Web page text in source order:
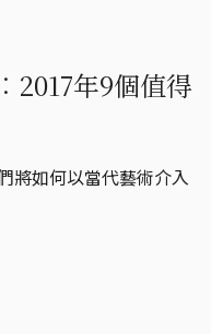
年9個值得
將如何以當代藝術介入